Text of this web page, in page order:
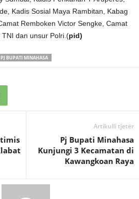
Kadis Sosial Maya Rambitan, Kabag
Remboken Victor Sengke, Camat
dan unsur Polri.(pid)
PJ BUPATI MINAHASA
Artikulli tjetër
Pj Bupati Minahasa
Kunjungi 3 Kecamatan di
Kawangkoan Raya